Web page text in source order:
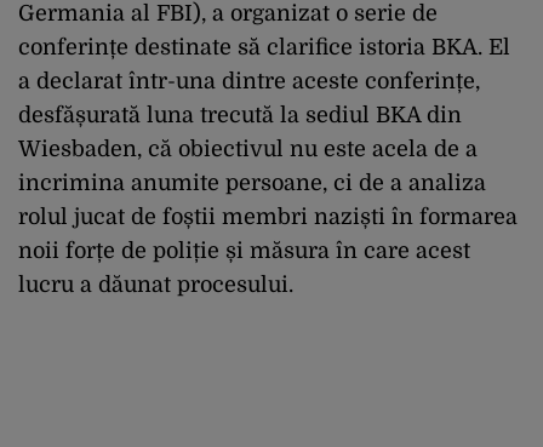
Germania al FBI), a organizat o serie de
conferințe destinate să clarifice istoria BKA. El
a declarat într-una dintre aceste conferințe,
desfășurată luna trecută la sediul BKA din
Wiesbaden, că obiectivul nu este acela de a
incrimina anumite persoane, ci de a analiza
rolul jucat de foștii membri naziști în formarea
noii forțe de poliție și măsura în care acest
lucru a dăunat procesului.